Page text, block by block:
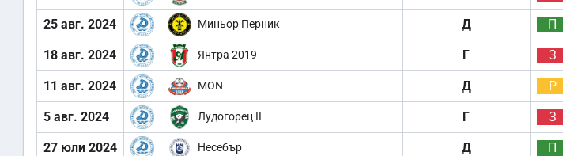
25 авг. 2024 Миньор Перник Д П
18 авг. 2024 Янтра 2019 Г З
11 авг. 2024 MON Д Р
5 авг. 2024 Лудогорец II Г З
27 юли 2024 Несебър Д П